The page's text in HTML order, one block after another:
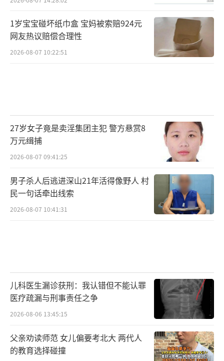
1岁宝宝碰坏纸巾盒 宝妈被索赔924元
网友热议赔偿合理性
2026-08-07 10:22:51
27岁女子竟是卖淫集团主犯 警方悬赏8
万元缉捕
2026-08-07 09:41:25
男子杀人后逃进深山21年活得像野人 村
民一句话牵出线索
2026-08-07 10:41:31
儿科医生漏诊获刑：我认错但不能认罪
医疗疏漏与刑事责任之争
2026-08-06 13:45:15
父亲劝读师范 女儿偏要考北大 两代人
的教育选择碰撞